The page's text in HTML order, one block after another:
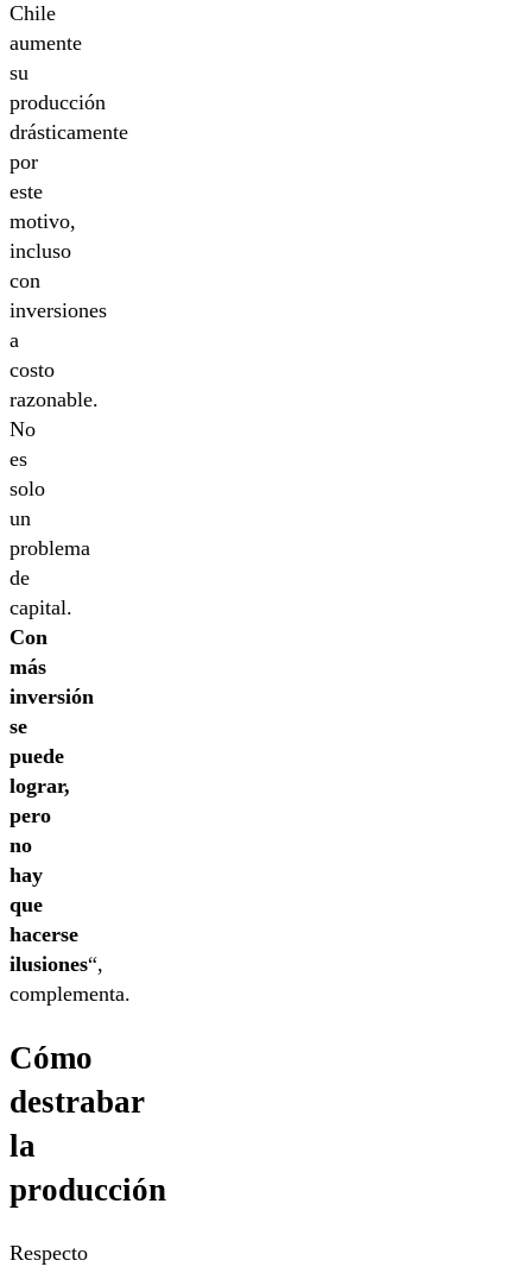
Chile
aumente
su
producción
drásticamente
por
este
motivo,
incluso
con
inversiones
a
costo
razonable.
No
es
solo
un
problema
de
capital.
Con
más
inversión
se
puede
lograr,
pero
no
hay
que
hacerse
ilusiones“,
complementa.
Cómo
destrabar
la
producción
Respecto